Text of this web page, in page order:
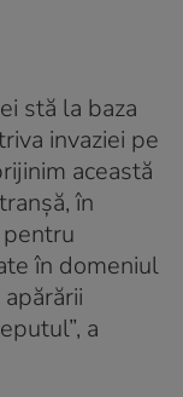
stă la baza
invaziei pe
această
în
în domeniul
a